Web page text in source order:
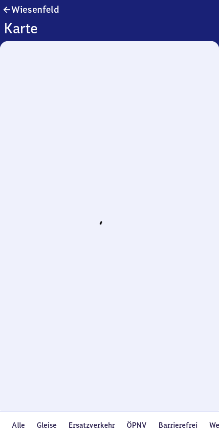
Wiesenfeld
Karte
Alle Gleise Ersatzverkehr ÖPNV Barrierefrei